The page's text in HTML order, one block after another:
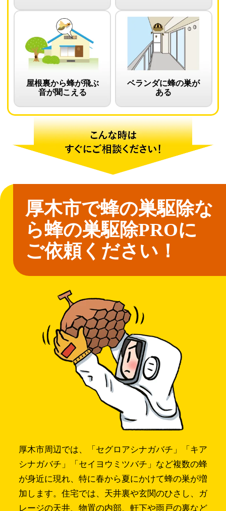
屋根裏から蜂が飛ぶ
音が聞こえる
ベランダに蜂の巣が
ある
厚木市で蜂の巣駆除な
ら蜂の巣駆除PROに
ご依頼ください！
厚木市周辺では、「セグロアシナガバチ」「キア
シナガバチ」「セイヨウミツバチ」など複数の蜂
が身近に現れ、特に春から夏にかけて蜂の巣が増
加します。住宅では、天井裏や玄関のひさし、ガ
レージの天井、物置の内部、軒下や雨戸の裏など